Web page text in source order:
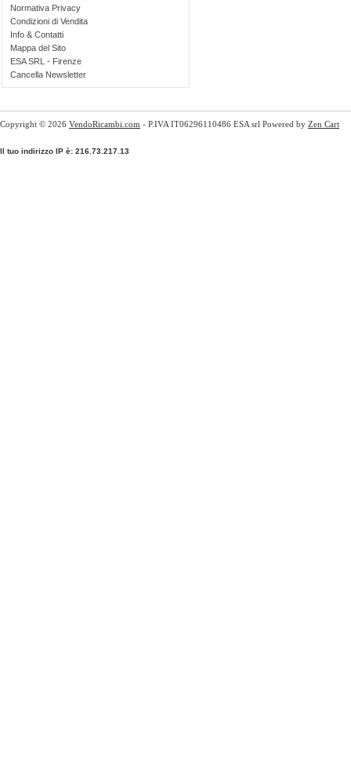
Normativa Privacy
Condizioni di Vendita
Info & Contatti
Mappa del Sito
ESA SRL - Firenze
Cancella Newsletter
Copyright © 2026 VendoRicambi.com - P.IVA IT06296110486 ESA srl Powered by Zen Cart
Il tuo indirizzo IP è: 216.73.217.13